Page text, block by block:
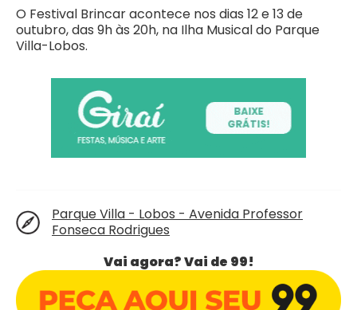
O Festival Brincar acontece nos dias 12 e 13 de
outubro, das 9h às 20h, na Ilha Musical do Parque
Villa-Lobos.
Parque Villa - Lobos - Avenida Professor
Fonseca Rodrigues
Vai agora? Vai de 99!